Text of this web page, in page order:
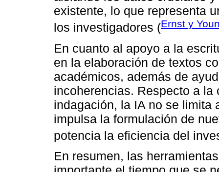
existente, lo que representa
los investigadores (Ernst y
En cuanto al apoyo a la
en la elaboración de textos
académicos, además de
incoherencias. Respecto a
indagación, la IA no se limita
impulsa la formulación de
potencia la eficiencia del
En resumen, las